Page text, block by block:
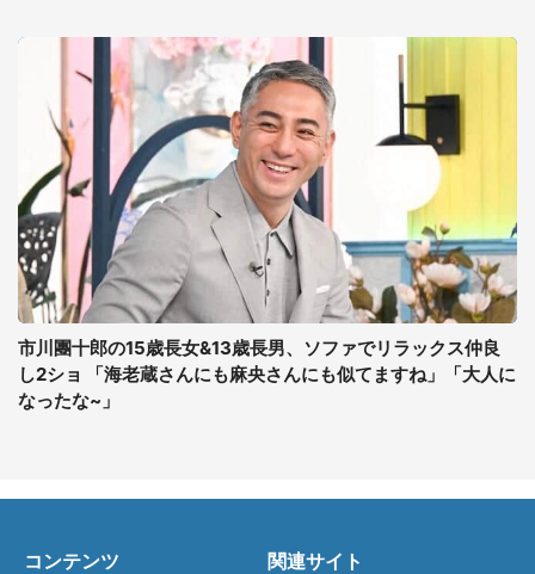
市川團十郎の15歳長女&13歳長男、ソファでリラックス仲良
し2ショ 「海老蔵さんにも麻央さんにも似てますね」「大人に
なったな~」
コンテンツ 関連サイト